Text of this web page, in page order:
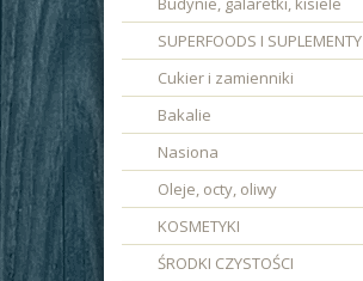
SUPERFOODS I SUPLEMENTY
Cukier i zamienniki
Bakalie
Nasiona
Oleje, octy, oliwy
KOSMETYKI
ŚRODKI CZYSTOŚCI